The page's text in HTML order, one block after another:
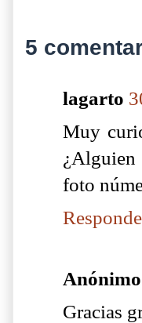
5
lagarto
Muy
foto
Anónimo
Gracias